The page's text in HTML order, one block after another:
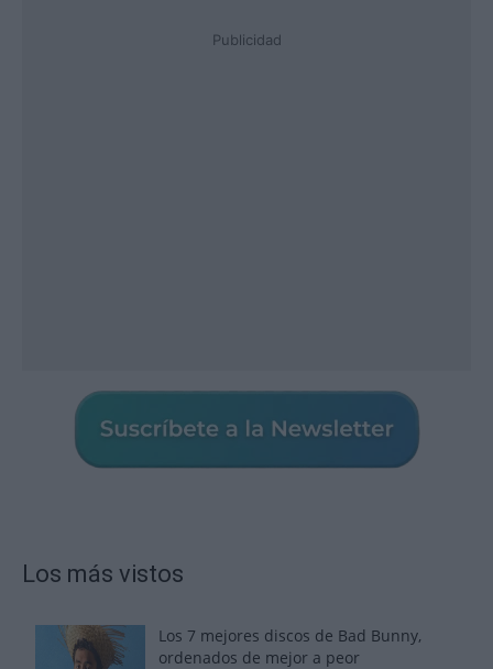
Publicidad
Los más vistos
Los 7 mejores discos de Bad Bunny,
ordenados de mejor a peor